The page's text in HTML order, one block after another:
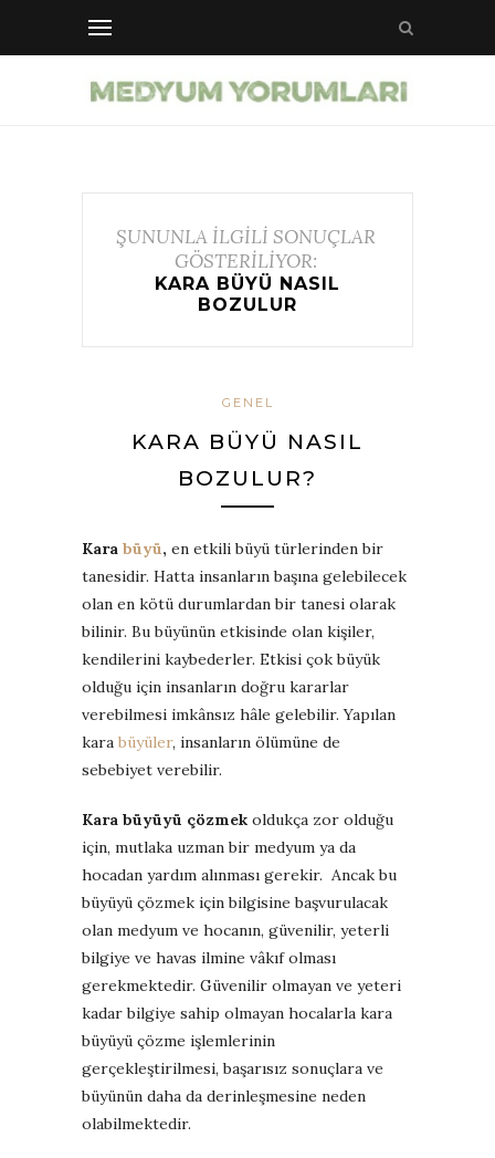
ŞUNUNLA İLGİLİ SONUÇLAR
GÖSTERİLİYOR:
KARA BÜYÜ NASIL
BOZULUR
GENEL
KARA BÜYÜ NASIL
BOZULUR?
Kara büyü, en etkili büyü türlerinden bir
tanesidir. Hatta insanların başına gelebilecek
olan en kötü durumlardan bir tanesi olarak
bilinir. Bu büyünün etkisinde olan kişiler,
kendilerini kaybederler. Etkisi çok büyük
olduğu için insanların doğru kararlar
verebilmesi imkânsız hâle gelebilir. Yapılan
kara büyüler, insanların ölümüne de
sebebiyet verebilir.
Kara büyüyü çözmek oldukça zor olduğu
için, mutlaka uzman bir medyum ya da
hocadan yardım alınması gerekir. Ancak bu
büyüyü çözmek için bilgisine başvurulacak
olan medyum ve hocanın, güvenilir, yeterli
bilgiye ve havas ilmine vâkıf olması
gerekmektedir. Güvenilir olmayan ve yeteri
kadar bilgiye sahip olmayan hocalarla kara
büyüyü çözme işlemlerinin
gerçekleştirilmesi, başarısız sonuçlara ve
büyünün daha da derinleşmesine neden
olabilmektedir.